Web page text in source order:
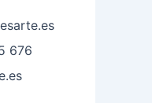
676